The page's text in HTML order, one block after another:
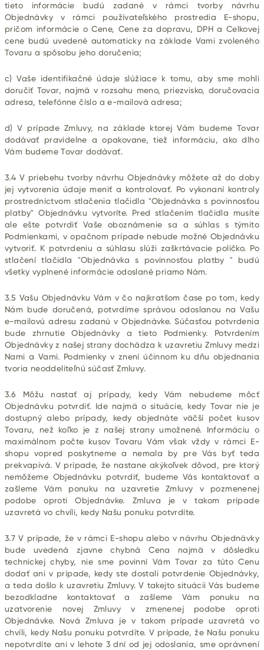
tieto informácie budú zadané v rámci tvorby návrhu
Objednávky v rámci používateľského prostredia E-shopu,
pričom informácie o Cene, Cene za dopravu, DPH a Celkovej
cene budú uvedené automaticky na základe Vami zvoleného
Tovaru a spôsobu jeho doručenia;
c) Vaše identifikačné údaje slúžiace k tomu, aby sme mohli
doručiť Tovar, najmä v rozsahu meno, priezvisko, doručovacia
adresa, telefónne číslo a e-mailová adresa;
d) V prípade Zmluvy, na základe ktorej Vám budeme Tovar
dodávať pravidelne a opakovane, tiež informáciu, ako dlho
Vám budeme Tovar dodávať.
3.4 V priebehu tvorby návrhu Objednávky môžete až do doby
jej vytvorenia údaje meniť a kontrolovať. Po vykonaní kontroly
prostredníctvom stlačenia tlačidla "Objednávka s povinnosťou
platby" Objednávku vytvoríte. Pred stlačením tlačidla musíte
ale ešte potvrdiť Vaše oboznámenie sa a súhlas s týmito
Podmienkami, v opačnom prípade nebude možné Objednávku
vytvoriť. K potvrdeniu a súhlasu slúži zaškrtávacie políčko. Po
stlačení tlačidla "Objednávka s povinnosťou platby " budú
všetky vyplnené informácie odoslané priamo Nám.
3.5 Vašu Objednávku Vám v čo najkratšom čase po tom, kedy
Nám bude doručená, potvrdíme správou odoslanou na Vašu
e-mailovú adresu zadanú v Objednávke. Súčasťou potvrdenia
bude zhrnutie Objednávky a tieto Podmienky. Potvrdením
Objednávky z našej strany dochádza k uzavretiu Zmluvy medzi
Nami a Vami. Podmienky v znení účinnom ku dňu objednania
tvoria neoddeliteľnú súčasť Zmluvy.
3.6 Môžu nastať aj prípady, kedy Vám nebudeme môcť
Objednávku potvrdiť. Ide najmä o situácie, kedy Tovar nie je
dostupný alebo prípady, kedy objednáte väčší počet kusov
Tovaru, než koľko je z našej strany umožnené. Informáciu o
maximálnom počte kusov Tovaru Vám však vždy v rámci E-
shopu vopred poskytneme a nemala by pre Vás byť teda
prekvapivá. V prípade, že nastane akýkoľvek dôvod, pre ktorý
nemôžeme Objednávku potvrdiť, budeme Vás kontaktovať a
zašleme Vám ponuku na uzavretie Zmluvy v pozmenenej
podobe oproti Objednávke. Zmluva je v takom prípade
uzavretá vo chvíli, kedy Našu ponuku potvrdíte.
3.7 V prípade, že v rámci E-shopu alebo v návrhu Objednávky
bude uvedená zjavne chybná Cena najmä v dôsledku
technickej chyby, nie sme povinní Vám Tovar za túto Cenu
dodať ani v prípade, kedy ste dostali potvrdenie Objednávky,
a teda došlo k uzavretiu Zmluvy. V takejto situácii Vás budeme
bezodkladne kontaktovať a zašleme Vám ponuku na
uzatvorenie novej Zmluvy v zmenenej podobe oproti
Objednávke. Nová Zmluva je v takom prípade uzavretá vo
chvíli, kedy Našu ponuku potvrdíte. V prípade, že Našu ponuku
nepotvrdíte ani v lehote 3 dní od jej odoslania, sme oprávnení